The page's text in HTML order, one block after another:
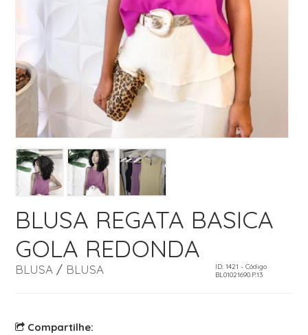
BLUSA REGATA BASICA
GOLA REDONDA
BLUSA/ BLUSA
ID: 1421 - Código
BL01021690.P.13
Compartilhe: